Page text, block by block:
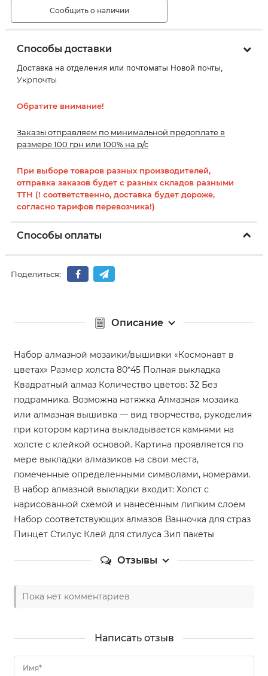
Сообщить о наличии
Способы доставки
Доставка на отделения или почтоматы Новой почты,
Укрпочты
Обратите внимание!
Заказы отправляем по минимальной предоплате в
размере 100 грн или 100% на р/с
При выборе товаров разных производителей,
отправка заказов будет с разных складов разными
ТТН (! соответственно, доставка будет дороже,
согласно тарифов перевозчика!)
Способы оплаты
Поделиться:
Описание
Набор алмазной мозаики/вышивки «Космонавт в
цветах» Размер холста 80*45 Полная выкладка
Квадратный алмаз Количество цветов: 32 Без
подрамника. Возможна натяжка Алмазная мозаика
или алмазная вышивка — вид творчества, рукоделия
при котором картина выкладывается камнями на
холсте с клейкой основой. Картина проявляется по
мере выкладки алмазиков на свои места,
помеченные определенными символами, номерами.
В набор алмазной выкладки входит: Холст с
нарисованной схемой и нанесённым липким слоем
Набор соответствующих алмазов Ванночка для страз
Пинцет Стилус Клей для стилуса Зип пакеты
Отзывы
Пока нет комментариев
Написать отзыв
Имя*